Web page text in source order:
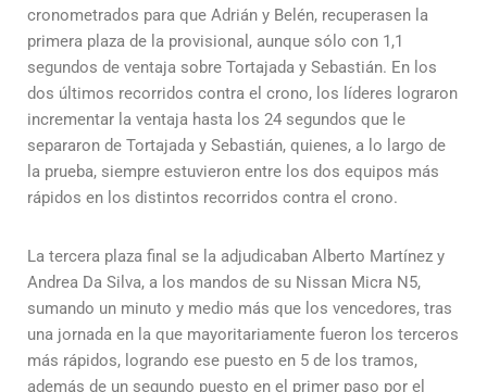
cronometrados para que Adrián y Belén, recuperasen la
primera plaza de la provisional, aunque sólo con 1,1
segundos de ventaja sobre Tortajada y Sebastián. En los
dos últimos recorridos contra el crono, los líderes lograron
incrementar la ventaja hasta los 24 segundos que le
separaron de Tortajada y Sebastián, quienes, a lo largo de
la prueba, siempre estuvieron entre los dos equipos más
rápidos en los distintos recorridos contra el crono.
La tercera plaza final se la adjudicaban Alberto Martínez y
Andrea Da Silva, a los mandos de su Nissan Micra N5,
sumando un minuto y medio más que los vencedores, tras
una jornada en la que mayoritariamente fueron los terceros
más rápidos, logrando ese puesto en 5 de los tramos,
además de un segundo puesto en el primer paso por el